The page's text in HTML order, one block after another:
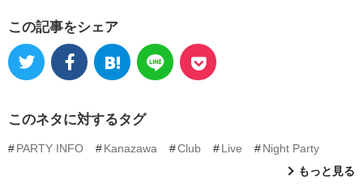
この記事をシェア
このネタに対するタグ
PARTY INFO Kanazawa Club Live
Night Party
もっと見る